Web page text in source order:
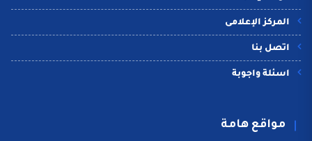
المركز الإعلامى
اتصل بنا
اسئلة واجوبة
مواقع هامة